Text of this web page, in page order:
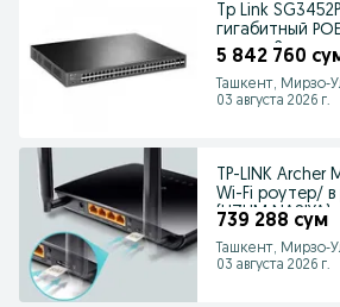
Tp Link
гигабитный
уровня 2
5 842 760
Ташкент, Мирзо-
03 августа 2026 г.
TP-LINK Archer
Wi-Fi роутер/ в
(UZUM NASIYA)
739 288 сум
Ташкент, Мирзо-
03 августа 2026 г.